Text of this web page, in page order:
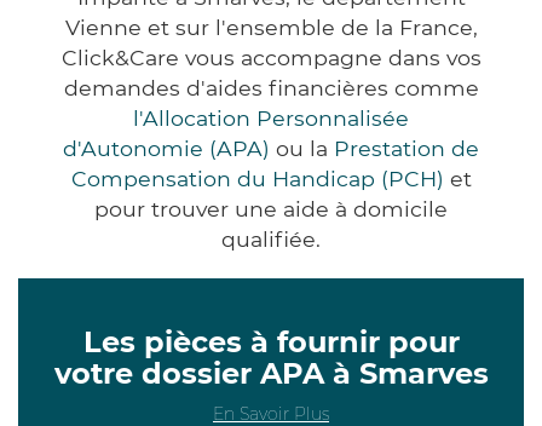
Vienne et sur l'ensemble de la France,
Click&Care vous accompagne dans vos
demandes d'aides financières comme
l'Allocation Personnalisée
d'Autonomie (APA) ou la Prestation de
Compensation du Handicap (PCH) et
pour trouver une aide à domicile
qualifiée.
Les pièces à fournir pour
votre dossier APA à Smarves
En Savoir Plus